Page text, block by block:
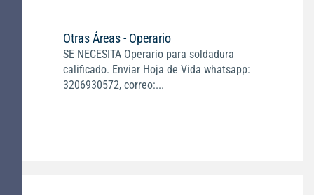
Otras Áreas - Operario
SE NECESITA Operario para soldadura
calificado. Enviar Hoja de Vida whatsapp:
3206930572, correo:...